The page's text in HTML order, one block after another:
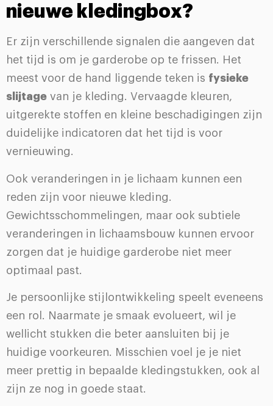
nieuwe kledingbox?
Er zijn verschillende signalen die aangeven dat
het tijd is om je garderobe op te frissen. Het
meest voor de hand liggende teken is fysieke
slijtage van je kleding. Vervaagde kleuren,
uitgerekte stoffen en kleine beschadigingen zijn
duidelijke indicatoren dat het tijd is voor
vernieuwing.
Ook veranderingen in je lichaam kunnen een
reden zijn voor nieuwe kleding.
Gewichtsschommelingen, maar ook subtiele
veranderingen in lichaamsbouw kunnen ervoor
zorgen dat je huidige garderobe niet meer
optimaal past.
Je persoonlijke stijlontwikkeling speelt eveneens
een rol. Naarmate je smaak evolueert, wil je
wellicht stukken die beter aansluiten bij je
huidige voorkeuren. Misschien voel je je niet
meer prettig in bepaalde kledingstukken, ook al
zijn ze nog in goede staat.